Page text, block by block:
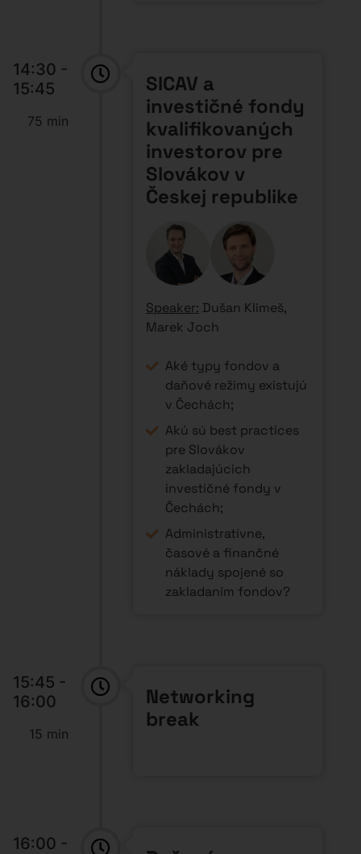
14:30 -
15:45
75 min
SICAV a
investičné fondy
kvalifikovaných
investorov pre
Slovákov v
Českej republike
Speaker: Dušan Klimeš,
Marek Joch
Aké typy fondov a
daňové režimy existujú
v Čechách;
Akú sú best practices
pre Slovákov
zakladajúcich
investičné fondy v
Čechách;
Administratívne,
časové a finančné
náklady spojené so
zakladaním fondov?
15:45 -
16:00
15 min
Networking
break
16:00 -